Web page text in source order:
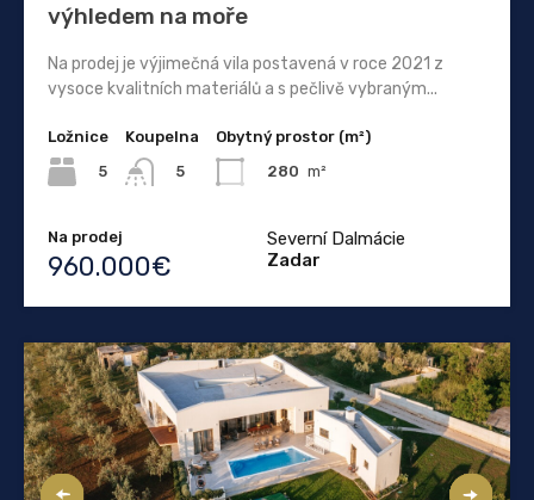
výhledem na moře
Na prodej je výjimečná vila postavená v roce 2021 z
vysoce kvalitních materiálů a s pečlivě vybraným...
Ložnice
5
Koupelna
5
Obytný prostor (m²)
280 m²
Na prodej
960.000€
Severní Dalmácie
Zadar